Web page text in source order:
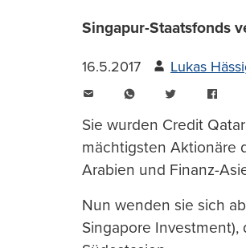
Singapur-Staatsfonds
16.5.2017 Lukas
WhatsAppTwitter
Sie wurden Credit
mächtigsten Aktionäre
Arabien und Finanz-
Nun wenden sie sich
Singapore